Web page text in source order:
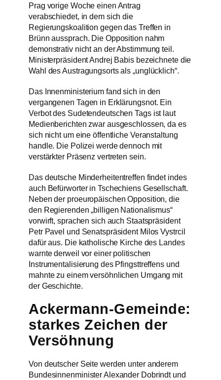
Prag vorige Woche einen Antrag
verabschiedet, in dem sich die
Regierungskoalition gegen das Treffen in
Brünn aussprach. Die Opposition nahm
demonstrativ nicht an der Abstimmung teil.
Ministerpräsident Andrej Babis bezeichnete die
Wahl des Austragungsorts als „unglücklich“.
Das Innenministerium fand sich in den
vergangenen Tagen in Erklärungsnot. Ein
Verbot des Sudetendeutschen Tags ist laut
Medienberichten zwar ausgeschlossen, da es
sich nicht um eine öffentliche Veranstaltung
handle. Die Polizei werde dennoch mit
verstärkter Präsenz vertreten sein.
Das deutsche Minderheitentreffen findet indes
auch Befürworter in Tschechiens Gesellschaft.
Neben der proeuropäischen Opposition, die
den Regierenden „billigen Nationalismus“
vorwirft, sprachen sich auch Staatspräsident
Petr Pavel und Senatspräsident Milos Vystrcil
dafür aus. Die katholische Kirche des Landes
warnte derweil vor einer politischen
Instrumentalisierung des Pfingsttreffens und
mahnte zu einem versöhnlichen Umgang mit
der Geschichte.
Ackermann-Gemeinde:
starkes Zeichen der
Versöhnung
Von deutscher Seite werden unter anderem
Bundesinnenminister Alexander Dobrindt und